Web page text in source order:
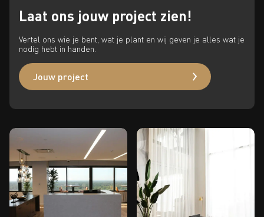
Laat ons jouw project zien!
Vertel ons wie je bent, wat je plant en wij geven je alles wat je
nodig hebt in handen.
Jouw project